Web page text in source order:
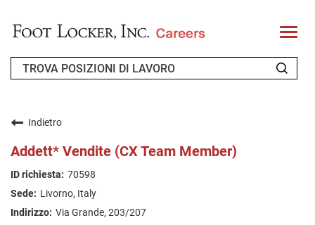
T
o
l
FAQ
CERCA LAVORO
Indietro
Addett* Vendite (CX Team Member)
70598
Livorno, Italy
Via Grande, 203/207